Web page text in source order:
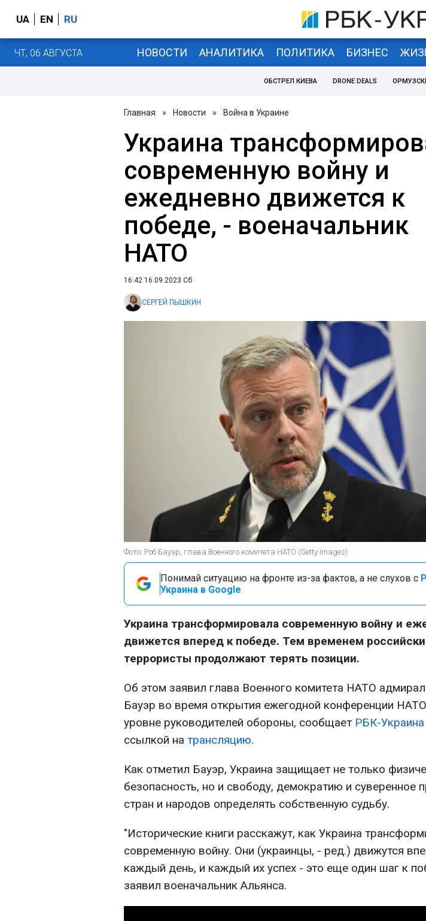
UA EN RU
ЧТ, 06 АВГУСТА НОВОСТИ АНАЛИТИКА ПОЛИТИКА БИЗНЕС
ОБСТРЕЛ КИЕВА DRONE DEALS
Главная » Новости » Война в Украине
Украина
современную войну и
ежедневно движется к
победе, - военачальник
НАТО
16:42 16.09.2023 Сб
СЕРГЕЙ ПЫШКИН
Фото: Роб Бауэр, глава Военного комитета НАТО (Getty Images)
Понимай ситуацию на фронте из-за фактов, а не слухов с
Украина в Google
Украина трансформировала современную войну и
движется вперед к победе. Тем временем
террористы продолжают терять позиции.
Об этом заявил глава Военного комитета НАТО
Бауэр во время открытия ежегодной конференции
уровне руководителей обороны, сообщает РБК-Украина
ссылкой на трансляцию.
Как отметил Бауэр, Украина защищает не только
безопасность, но и свободу, демократию и суверенное
стран и народов определять собственную судьбу.
"Исторические книги расскажут, как Украина
современную войну. Они (украинцы, - ред.) движутся
каждый день, и каждый их успех - это еще один шаг к
заявил военачальник Альянса.